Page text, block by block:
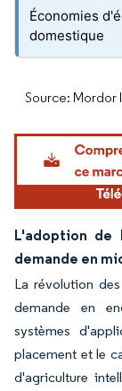
Économies
domestique
Source: Mordor
L'adoption de
demande en
La révolution
demande en
systèmes
placement et le
d'agriculture